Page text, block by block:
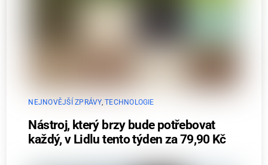
NEJNOVĚJŠÍ ZPRÁVY,TECHNOLOGIE
Nástroj, který brzy bude potřebovat
každý, v Lidlu tento týden za 79,90 Kč